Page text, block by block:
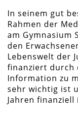
In seinem gut
Rahmen der
am Gymnasium
den
Lebenswelt der
finanziert durch
Information zu
sehr wichtig ist
Jahren